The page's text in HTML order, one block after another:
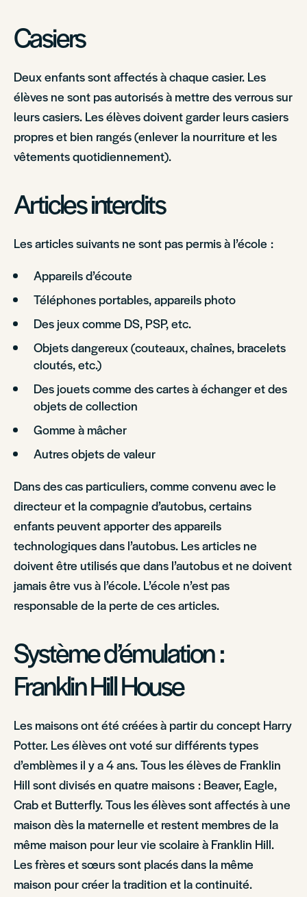
Casiers
Deux enfants sont affectés à chaque casier. Les
élèves ne sont pas autorisés à mettre des verrous sur
leurs casiers. Les élèves doivent garder leurs casiers
propres et bien rangés (enlever la nourriture et les
vêtements quotidiennement).
Articles interdits
Les articles suivants ne sont pas permis à l’école :
Appareils d’écoute
Téléphones portables, appareils photo
Des jeux comme DS, PSP, etc.
Objets dangereux (couteaux, chaînes, bracelets
cloutés, etc.)
Des jouets comme des cartes à échanger et des
objets de collection
Gomme à mâcher
Autres objets de valeur
Dans des cas particuliers, comme convenu avec le
directeur et la compagnie d’autobus, certains
enfants peuvent apporter des appareils
technologiques dans l’autobus. Les articles ne
doivent être utilisés que dans l’autobus et ne doivent
jamais être vus à l’école. L’école n’est pas
responsable de la perte de ces articles.
Système d’émulation :
Franklin Hill House
Les maisons ont été créées à partir du concept Harry
Potter. Les élèves ont voté sur différents types
d’emblèmes il y a 4 ans. Tous les élèves de Franklin
Hill sont divisés en quatre maisons : Beaver, Eagle,
Crab et Butterfly. Tous les élèves sont affectés à une
maison dès la maternelle et restent membres de la
même maison pour leur vie scolaire à Franklin Hill.
Les frères et sœurs sont placés dans la même
maison pour créer la tradition et la continuité.